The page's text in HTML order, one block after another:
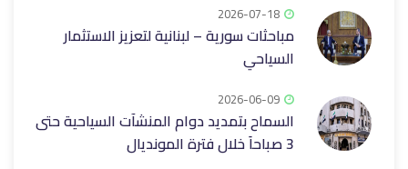
2026-07-18
مباحثات سورية – لبنانية لتعزيز الاستثمار
السياحي
2026-06-09
السماح بتمديد دوام المنشآت السياحية حتى
3 صباحاَ خلال فترة المونديال